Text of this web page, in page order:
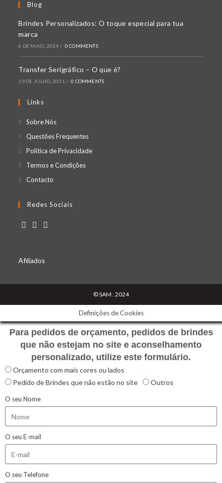
Blog
Brindes Personalizados: O toque especial para tua
marca
6 DE MAIO, 2024 / 0 COMMENTS
Transfer Serigráfico – O que é?
19 DE JULHO, 2021 / 0 COMMENTS
Links
Sobre Nós
Questões Frequentes
Política de Privacidade
Termos e Condições
Contacto
Redes Sociais
Afiliados
© SAM . 2024
Definições de Cookies
Para pedidos de orçamento, pedidos de brindes
que não estejam no site e aconselhamento
personalizado, utilize este formulário.
Orçamento com mais cores ou lados
Pedido de Brindes que não estão no site
Outros
O seu Nome
O seu E-mail
O seu Telefone